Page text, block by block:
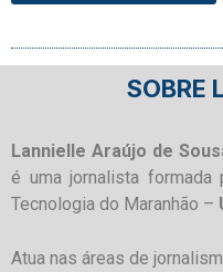
SOBRE
Lannielle Araújo de
é uma jornalista formada
Tecnologia do Maranhão –
Atua nas áreas de